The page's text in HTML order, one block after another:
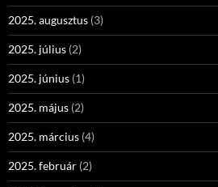
2025. augusztus (3)
2025. július (2)
2025. június (1)
2025. május (2)
2025. március (4)
2025. február (2)